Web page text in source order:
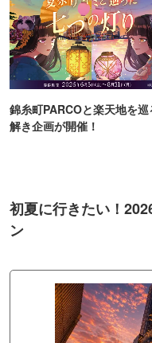
錦糸町PARCOと楽天地を巡
解き企画が開催！
初夏に行きたい！
ン